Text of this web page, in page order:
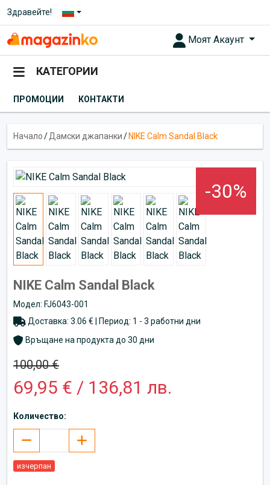
Здравейте!
Моят Акаунт
КАТЕГОРИИ
ПРОМОЦИИ КОНТАКТИ
Начало/Дамски джапанки/ NIKE Calm Sandal Black
-30%
NIKE Calm Sandal Black
Модел: FJ6043-001
Доставка: 3.06 € | Период: 1 - 3 работни дни
Връщане на продукта до 30 дни
100,00 €
69,95 € / 136,81 лв.
Количество:
изчерпан